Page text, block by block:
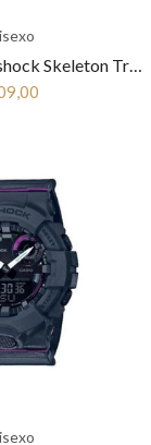
Relógio Casio G-shock Skeleton Transparente GA-2100SKE-7AER